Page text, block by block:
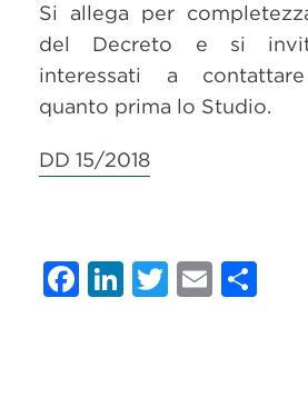
Si allega per
del Decreto e si
interessati a
quanto prima lo Studio.
DD 15/2018
Facebook
LinkedIn
Twitter
Email